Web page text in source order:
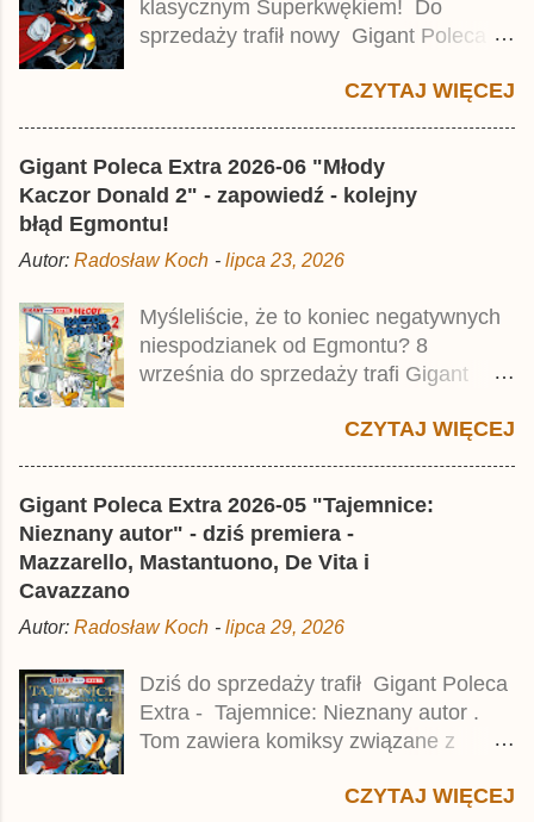
r
z
klasycznym Superkwękiem! Do
sprzedaży trafił nowy Gigant Poleca
Jest to kolejny 624-stronicowy tom z
wynosi 49,99 zł i zamówicie go także z
rabatem na Egmont.pl . Za przekład
odpowiadał Jacek Drewnowski.
Publikacja jest przedrukiem drugiego
Taschenbuch Phantomias Collection ,
który trafił do sprzedaży pod koniec
2025 roku.
CZYTAJ WIĘCEJ
Gigant Poleca Extra 2026-06 "Młody
Kaczor Donald 2" - zapowiedź - kolejny
błąd Egmontu!
Autor: Radosław Koch - lipca 23, 2026
Myśleliście, że to koniec negatywnych
niespodzianek od Egmontu? 8
września do sprzedaży trafi Gigant
Jednak wbrew temu, na co wskazuje
młodego Kaczora Donalda i jego
przyjaciół, lecz prawdopodobnie znajdą
się tam opowieści z wydań 9-10 .
kosztowała 37,99 zł. W środku znajdą
Taschenbuch Young Comics, które
zostały wydane w Niemczech parę
miesięcy temu.
CZYTAJ WIĘCEJ
Gigant Poleca Extra 2026-05 "Tajemnice:
Nieznany autor" - dziś premiera -
Mazzarello, Mastantuono, De Vita i
Cavazzano
Autor: Radosław Koch - lipca 29, 2026
Dziś do sprzedaży trafił Gigant Poleca
Extra - Tajemnice: Nieznany autor .
Tom zawiera komiksy związane z
najmniej kilka ciekawych historii,
CZYTAJ WIĘCEJ